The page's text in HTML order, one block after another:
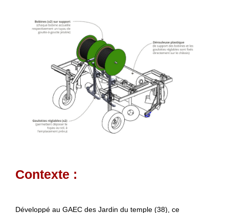
Contexte :
Développé au GAEC des Jardin du temple (38), ce